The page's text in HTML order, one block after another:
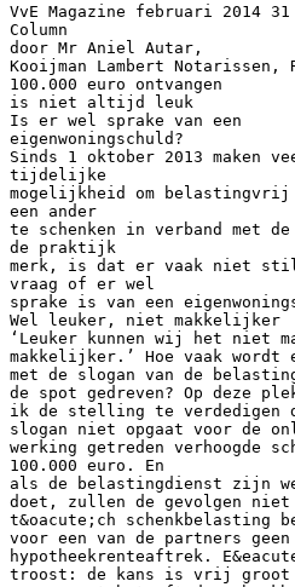
VvE Magazine februari 2014 31
Column
door Mr Aniel Autar,
Kooijman Lambert Notarissen,
100.000 euro ontvangen
is niet altijd leuk
Is er wel sprake van een
eigenwoningschuld?
Sinds 1 oktober 2013 maken
tijdelijke
mogelijkheid om belastingvrij
een ander
te schenken in verband met
de praktijk
merk, is dat er vaak niet
vraag of er wel
sprake is van een
Wel leuker, niet makkelijker
‘Leuker kunnen wij het niet
makkelijker.’ Hoe vaak wordt
met de slogan van de
de spot gedreven? Op deze
ik de stelling te verdedigen
slogan niet opgaat voor de
werking getreden verhoogde
100.000 euro. En
als de belastingdienst zijn
doet, zullen de gevolgen
t&oacute;ch schenkbelasting
voor een van de partners
hypotheekrenteaftrek.
troost: de kans is vrij groot